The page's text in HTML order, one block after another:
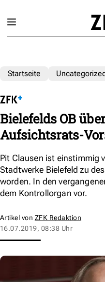
Startseite
Bielefelds OB
Aufsichtsrats-
Pit Clausen ist einstimmig
Stadtwerke Bielefeld zu
worden. In den
dem Kontrollorgan vor.
Artikel von ZFK Redaktion
16.07.2019, 08:38 Uhr